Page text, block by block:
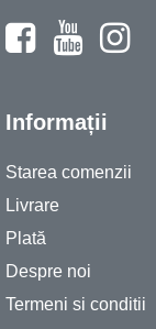
Informații
Starea comenzii
Livrare
Plată
Despre noi
Termeni si conditii